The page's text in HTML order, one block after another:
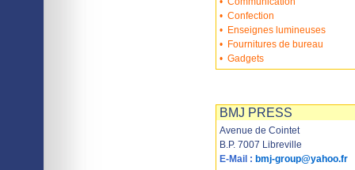
• Confection
• Enseignes lumineuses
• Fournitures de bureau
• Gadgets
BMJ PRESS
Avenue de Cointet
B.P. 7007 Libreville
E-Mail : bmj-group@yahoo.fr